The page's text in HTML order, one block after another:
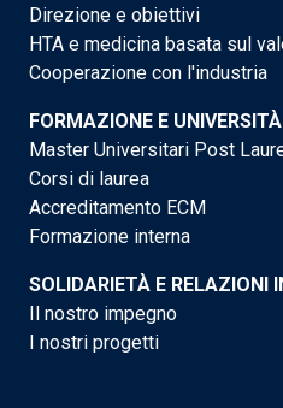
Direzione e obiettivi
HTA e medicina basata sul
Cooperazione con l'industria
FORMAZIONE E UNIVERSITÀ
Master Universitari Post
Corsi di laurea
Accreditamento ECM
Formazione interna
SOLIDARIETÀ E RELAZIONI
Il nostro impegno
I nostri progetti